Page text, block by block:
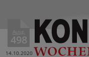
Ausg.
498
14.10.2020